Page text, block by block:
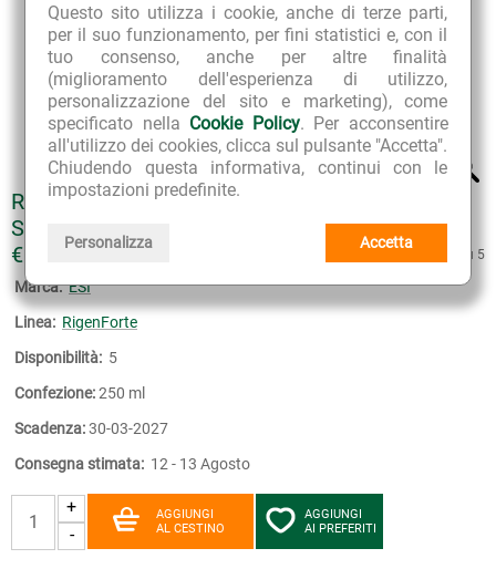
Questo sito utilizza i cookie, anche di terze parti,
per il suo funzionamento, per fini statistici e, con il
tuo consenso, anche per altre finalità
(miglioramento dell'esperienza di utilizzo,
personalizzazione del sito e marketing), come
specificato nella Cookie Policy. Per acconsentire
all'utilizzo dei cookies, clicca sul pulsante "Accetta".
Chiudendo questa informativa, continui con le
impostazioni predefinite.
Personalizza Accetta
RIGENFORTE BIOTINAX TECHNOLOGY
SHAMPOO ANTICADUTA
€ 12.90
4.6 su 5
Marca: ESI
Linea: RigenForte
Disponibilità: 5
Confezione:250 ml
Scadenza:30-03-2027
Consegna stimata: 12 - 13 Agosto
+
-
AGGIUNGI
AL CESTINO
AGGIUNGI
AI PREFERITI